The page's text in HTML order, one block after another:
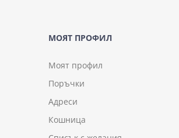
МОЯТ ПРОФИЛ
Моят профил
Поръчки
Адреси
Кошница